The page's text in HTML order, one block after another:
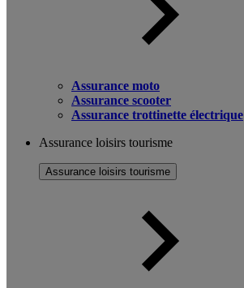
Assurance moto
Assurance scooter
Assurance trottinette électrique
Assurance loisirs tourisme
Assurance loisirs tourisme